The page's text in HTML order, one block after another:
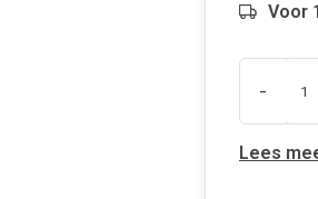
Voor
-
Lees